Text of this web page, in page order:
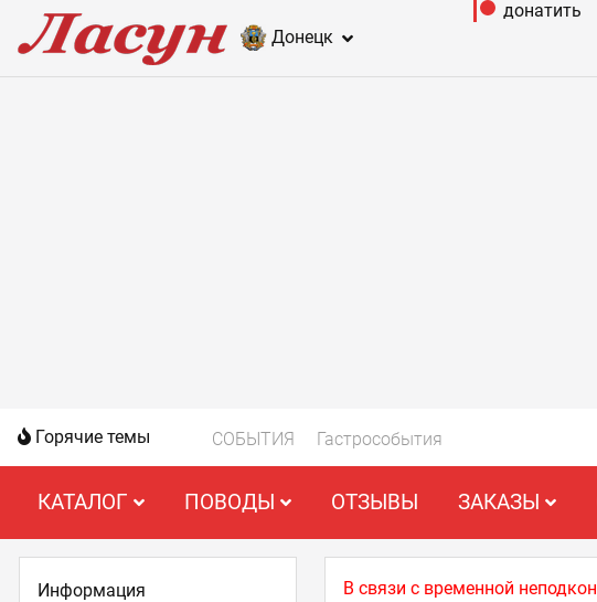
Донецк
донатить
Горячие темы СОБЫТИЯ Гастрособытия
КАТАЛОГ ПОВОДЫ ОТЗЫВЫ ЗАКАЗЫ
В связи с временной
Информация